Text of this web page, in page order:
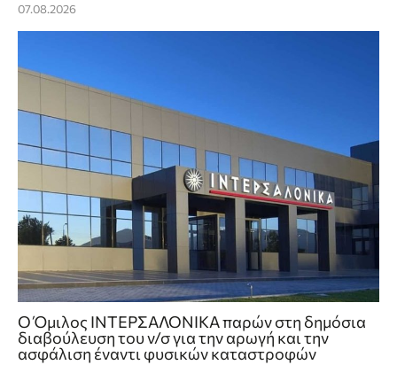
07.08.2026
Ο Όμιλος ΙΝΤΕΡΣΑΛΟΝΙΚΑ παρών στη δημόσια
διαβούλευση του ν/σ για την αρωγή και την
ασφάλιση έναντι φυσικών καταστροφών